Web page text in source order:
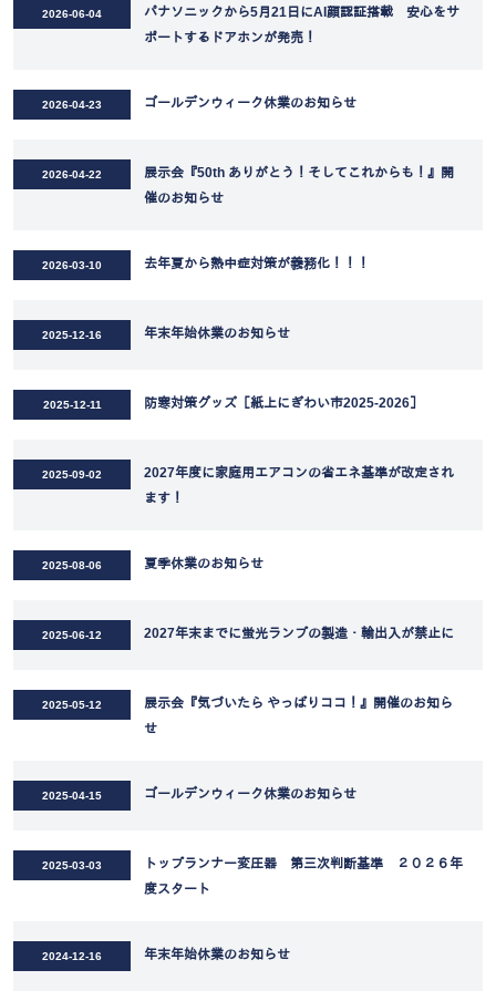
2026-06-04
パナソニックから5月21日にAI顔認証搭載 安心をサ
ポートするドアホンが発売！
2026-04-23 ゴールデンウィーク休業のお知らせ
2026-04-22
展示会『50th ありがとう！そしてこれからも！』開
催のお知らせ
2026-03-10 去年夏から熱中症対策が義務化！！！
2025-12-16 年末年始休業のお知らせ
2025-12-11 防寒対策グッズ［紙上にぎわい市2025-2026］
2025-09-02
2027年度に家庭用エアコンの省エネ基準が改定され
ます！
2025-08-06 夏季休業のお知らせ
2025-06-12 2027年末までに蛍光ランプの製造・輸出入が禁止に
2025-05-12
展示会『気づいたら やっぱりココ！』開催のお知ら
せ
2025-04-15 ゴールデンウィーク休業のお知らせ
2025-03-03
トップランナー変圧器 第三次判断基準 ２０２６年
度スタート
2024-12-16 年末年始休業のお知らせ